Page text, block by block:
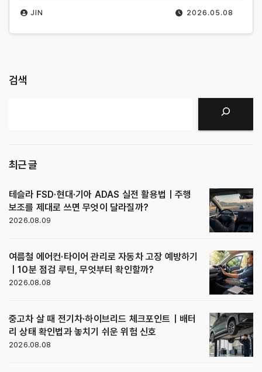
2026.05.08
JIN
검색
최근 글
테슬라 FSD·현대·기아 ADAS 실전 활용법｜주행
보조를 제대로 쓰면 무엇이 달라질까?
2026.08.09
여름철 에어컨·타이어 관리로 자동차 고장 예방하기
｜10분 점검 루틴, 무엇부터 확인할까?
2026.08.08
중고차 살 때 전기차·하이브리드 체크포인트｜배터
리 상태 확인법과 놓치기 쉬운 위험 신호
2026.08.08